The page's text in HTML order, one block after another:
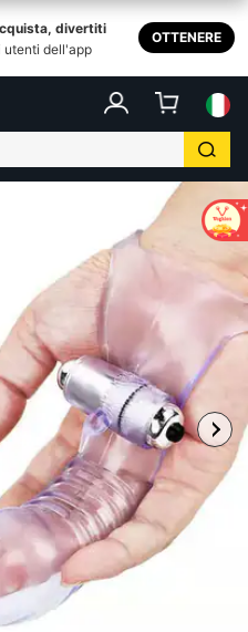
divertiti
utenti dell'app
OTTENERE